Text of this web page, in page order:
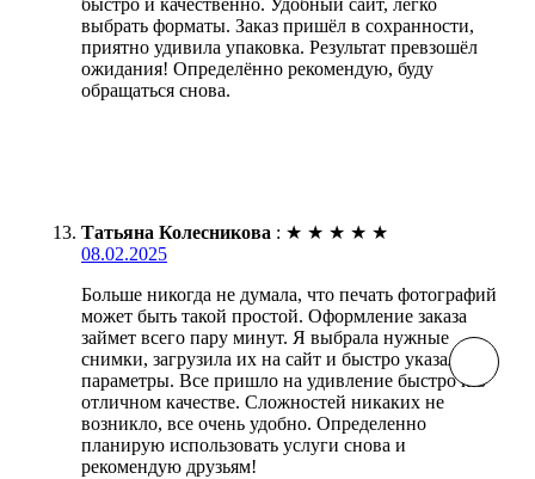
быстро и качественно. Удобный сайт, легко
выбрать форматы. Заказ пришёл в сохранности,
приятно удивила упаковка. Результат превзошёл
ожидания! Определённо рекомендую, буду
обращаться снова.
Татьяна Колесникова : ★ ★ ★ ★ ★
08.02.2025
Больше никогда не думала, что печать фотографий
может быть такой простой. Оформление заказа
займет всего пару минут. Я выбрала нужные
снимки, загрузила их на сайт и быстро указала
параметры. Все пришло на удивление быстро и в
отличном качестве. Сложностей никаких не
возникло, все очень удобно. Определенно
планирую использовать услуги снова и
рекомендую друзьям!